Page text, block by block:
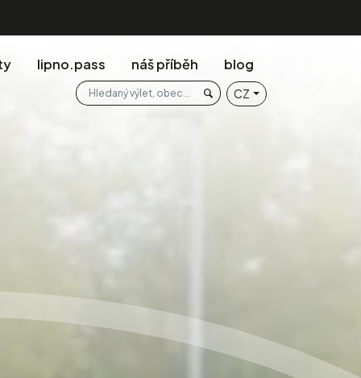
lipno.pass náš příběh
blog
Prohledat web
Hledaný výlet, obec...
CZ